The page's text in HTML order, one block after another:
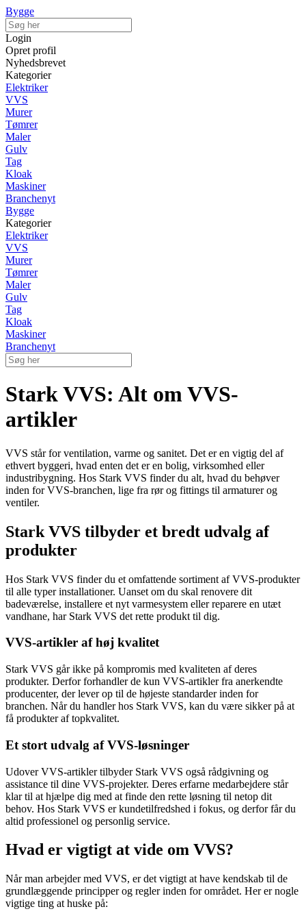
Bygge
Login
Opret profil
Nyhedsbrevet
Kategorier
Elektriker
VVS
Murer
Tømrer
Maler
Gulv
Tag
Kloak
Maskiner
Branchenyt
Bygge
Kategorier
Elektriker
VVS
Murer
Tømrer
Maler
Gulv
Tag
Kloak
Maskiner
Branchenyt
Stark VVS: Alt om VVS-
artikler
VVS står for ventilation, varme og sanitet. Det er en vigtig del af
ethvert byggeri, hvad enten det er en bolig, virksomhed eller
industribygning. Hos Stark VVS finder du alt, hvad du behøver
inden for VVS-branchen, lige fra rør og fittings til armaturer og
ventiler.
Stark VVS tilbyder et bredt udvalg af
produkter
Hos Stark VVS finder du et omfattende sortiment af VVS-produkter
til alle typer installationer. Uanset om du skal renovere dit
badeværelse, installere et nyt varmesystem eller reparere en utæt
vandhane, har Stark VVS det rette produkt til dig.
VVS-artikler af høj kvalitet
Stark VVS går ikke på kompromis med kvaliteten af deres
produkter. Derfor forhandler de kun VVS-artikler fra anerkendte
producenter, der lever op til de højeste standarder inden for
branchen. Når du handler hos Stark VVS, kan du være sikker på at
få produkter af topkvalitet.
Et stort udvalg af VVS-løsninger
Udover VVS-artikler tilbyder Stark VVS også rådgivning og
assistance til dine VVS-projekter. Deres erfarne medarbejdere står
klar til at hjælpe dig med at finde den rette løsning til netop dit
behov. Hos Stark VVS er kundetilfredshed i fokus, og derfor får du
altid professionel og personlig service.
Hvad er vigtigt at vide om VVS?
Når man arbejder med VVS, er det vigtigt at have kendskab til de
grundlæggende principper og regler inden for området. Her er nogle
vigtige ting at huske på: